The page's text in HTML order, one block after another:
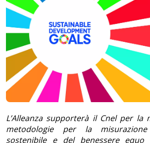
L’Alleanza supporterà il Cnel per la
metodologie per la
sostenibile e del benessere